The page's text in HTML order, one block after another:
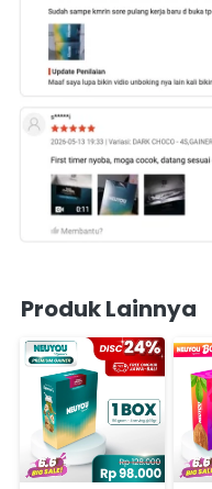
Produk Lainnya